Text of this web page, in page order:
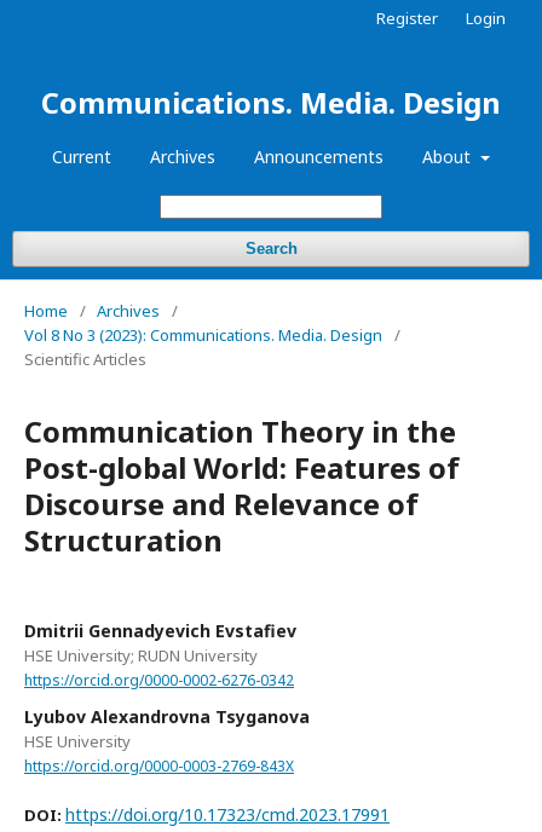
Communications. Media. Design
Current Archives Announcements About
Search
Register Login
Home / Archives
/
Vol 8 No 3 (2023): Communications. Media. Design
/
Scientific Articles
Communication Theory in the
Post-global World: Features of
Discourse and Relevance of
Structuration
Dmitrii Gennadyevich Evstafiev
HSE University; RUDN University
https://orcid.org/0000-0002-6276-0342
Lyubov Alexandrovna Tsyganova
HSE University
https://orcid.org/0000-0003-2769-843X
DOI: https://doi.org/10.17323/cmd.2023.17991